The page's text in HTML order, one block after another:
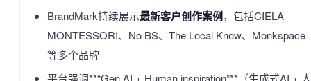
BrandMark持续展示最新客户创作案例，包括CIELA
MONTESSORI、No BS、The Local Know、Monkspace
等多个品牌